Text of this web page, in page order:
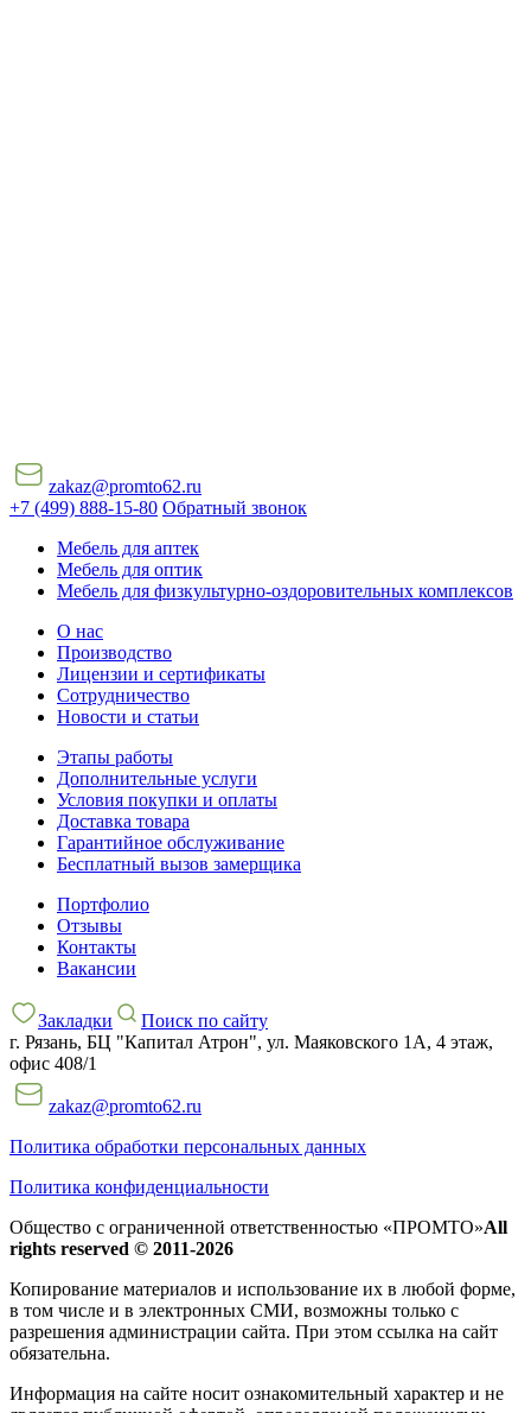
zakaz@promto62.ru
+7 (499) 888-15-80 Обратный звонок
Мебель для аптек
Мебель для оптик
Мебель для физкультурно-оздоровительных комплексов
О нас
Производство
Лицензии и сертификаты
Сотрудничество
Новости и статьи
Этапы работы
Дополнительные услуги
Условия покупки и оплаты
Доставка товара
Гарантийное обслуживание
Бесплатный вызов замерщика
Портфолио
Отзывы
Контакты
Вакансии
Закладки
Поиск по сайту
г. Рязань, БЦ "Капитал Атрон", ул. Маяковского 1А, 4 этаж,
офис 408/1
zakaz@promto62.ru
Политика обработки персональных данных
Политика конфиденциальности
Общество с ограниченной ответственностью «ПРОМТО»All
rights reserved © 2011-2026
Копирование материалов и использование их в любой форме,
в том числе и в электронных СМИ, возможны только c
разрешения администрации сайта. При этом ссылка на сайт
обязательна.
Информация на сайте носит ознакомительный характер и не